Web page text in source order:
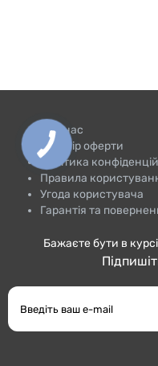
Про нас
Договір оферти
Політика
Правила
Угода користувача
Гарантія та
Бажаєте бути в